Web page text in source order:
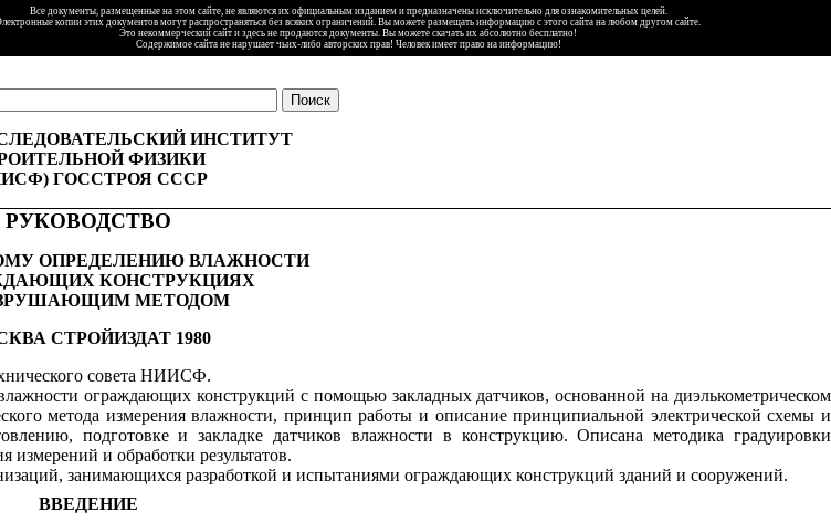
Все документы, размещенные на этом сайте, не являются их официальным изданием и предназначены исключительно для ознакомительных целей.
копии этих документов могут распространяться без всяких ограничений. Вы можете размещать информацию с этого сайта на любом другом сайте.
Это некоммерческий сайт и здесь не продаются документы. Вы можете скачать их абсолютно бесплатно!
Содержимое сайта не нарушает чьих-либо авторских прав! Человек имеет право на информацию!
ИНСТИТУТ
ФИЗИКИ
ГОССТРОЯ СССР
РУКОВОДСТВО
ОПРЕДЕЛЕНИЮ ВЛАЖНОСТИ
КОНСТРУКЦИЯХ
МЕТОДОМ
СТРОЙИЗДАТ 1980
совета НИИСФ.
ограждающих конструкций с помощью закладных датчиков, основанной на диэлькометрическом
метода измерения влажности, принцип работы и описание принципиальной электрической схемы и
подготовке и закладке датчиков влажности в конструкцию. Описана методика градуировки
и обработки результатов.
занимающихся разработкой и испытаниями ограждающих конструкций зданий и сооружений.
ВВЕДЕНИЕ